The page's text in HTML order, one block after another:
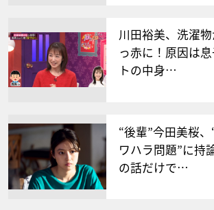
川田裕美、洗濯
っ赤に！原因は
トの中身…
“後輩”今田美桜
ワハラ問題”に持
の話だけで…